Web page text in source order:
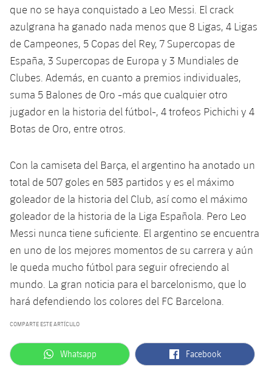
Resultados
Clasificaciones
Calendario
Resultados
Clasificaciones
Hockey Hierba Masculino
Hockey Hierba Femenino
Actualidad
Plantilla
Agenda
Escuela de Patinaje
Rugby
plusicon
más
Actualidad
Jugadores
Resultados
Clasificaciones
Fotos
plusicon
más
Noticias
Voleibol femenino
plusicon
más
Carnet de las Secciones Amateurs
PLUSICON
MÁS
League of Legends
VALORANT Rising
VALORANT Game Changers
que no se haya conquistado a Leo Messi. El crack
azulgrana ha ganado nada menos que 8 Ligas, 4 Ligas
de Campeones, 5 Copas del Rey, 7 Supercopas de
España, 3 Supercopas de Europa y 3 Mundiales de
Clubes. Además, en cuanto a premios individuales,
suma 5 Balones de Oro -más que cualquier otro
jugador en la historia del fútbol-, 4 trofeos Pichichi y 4
Botas de Oro, entre otros.
Con la camiseta del Barça, el argentino ha anotado un
total de 507 goles en 583 partidos y es el máximo
goleador de la historia del Club, así como el máximo
goleador de la historia de la Liga Española. Pero Leo
Messi nunca tiene suficiente. El argentino se encuentra
en uno de los mejores momentos de su carrera y aún
le queda mucho fútbol para seguir ofreciendo al
mundo. La gran noticia para el barcelonismo, que lo
hará defendiendo los colores del FC Barcelona.
COMPARTE ESTE ARTÍCULO
label.aria.whatsapp
Whatsapp label.aria.facebook
Facebook